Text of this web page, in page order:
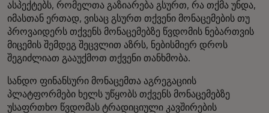
ასპექტებს, რომელთა გაზიარება გსურთ, რა თქმა უნდა,
იმასთან ერთად, ვისაც გსურთ თქვენი მონაცემების თუ
პროვაიდერს თქვენს მონაცემებზე წვდომის ნებართვის
მიცემის შემდეგ შეცვლით აზრს, ნებისმიერ დროს
შეგიძლიათ გააუქმოთ თქვენი თანხმობა.
სანდო ფინანსური მონაცემთა აგრეგაციის
პლატფორმები ხელს უწყობს თქვენს მონაცემებზე
უსაფრთხო წვდომას ტრადიციული კავშირების